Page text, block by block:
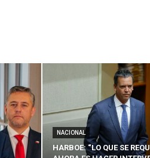
Nación
NACIONAL
HARBOE: “LO QUE SE